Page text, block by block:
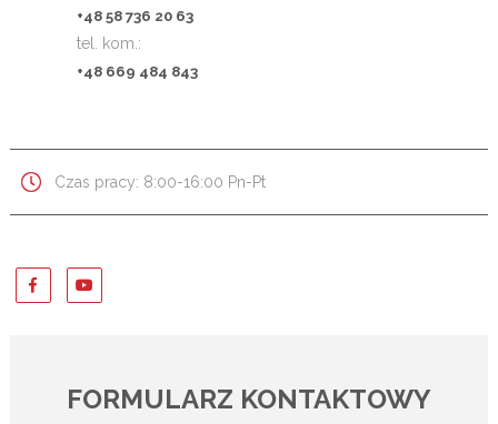
+48 58 736 20 63
tel. kom.:
+48 669 484 843
Czas pracy: 8:00-16:00 Pn-Pt
FORMULARZ KONTAKTOWY